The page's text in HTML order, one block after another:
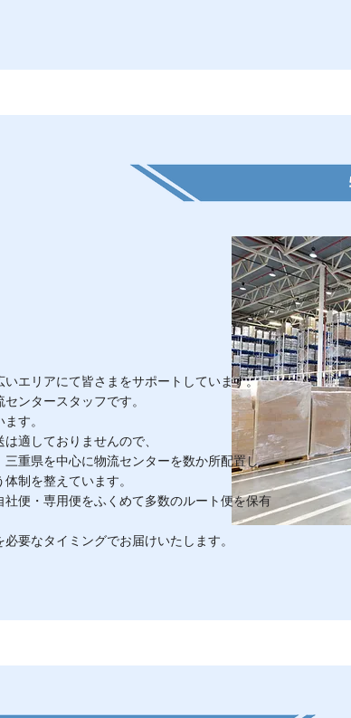
エリアにて皆さまをサポートしています。
ンタースタッフです。
す。
適しておりませんので、
重県を中心に物流センターを数か所配置し、
制を整えています。
便・専用便をふくめて多数のルート便を保有
要なタイミングでお届けいたします。